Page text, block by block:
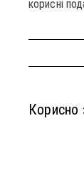
корисні
Корисно